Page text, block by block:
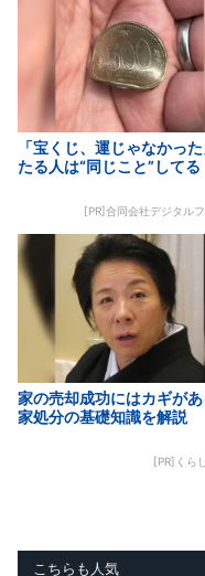
「宝くじ、運じゃなかっ
たる人は“同じこと”してる
[PR]合同会社デジタル
家の売却成功にはカギがあ
家処分の基礎知識を解説
[PR]くら
こちらも人気